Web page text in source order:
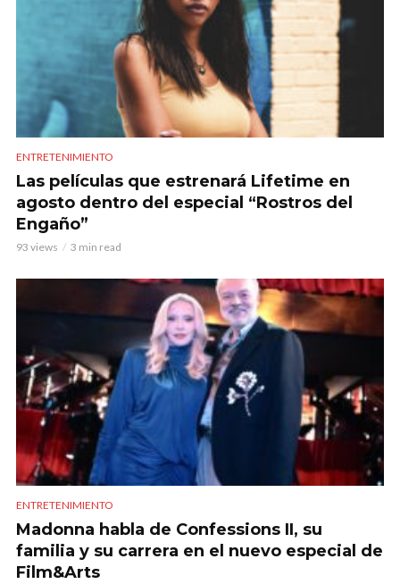
ENTRETENIMIENTO
Las películas que estrenará Lifetime en
agosto dentro del especial “Rostros del
Engaño”
93 views 3 min read
ENTRETENIMIENTO
Madonna habla de Confessions II, su
familia y su carrera en el nuevo especial de
Film&Arts